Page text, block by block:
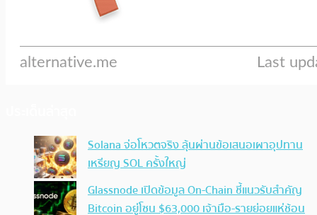
Solana จ่อโหวตจริง ลุ้นผ่านข้อเสนอเผาอุปทาน
เหรียญ SOL ครั้งใหญ่
Glassnode เปิดข้อมูล On-Chain ชี้แนวรับสำคัญ
Bitcoin อยู่โซน $63,000 เจ้ามือ-รายย่อยแห่ช้อน